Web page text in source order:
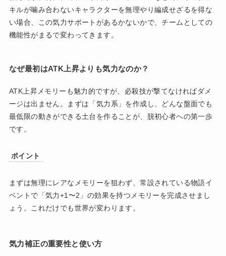
キルが噛み合わないキャラクターを無理やり編成せざるを得な
い場合、この気力サポートがあるかないかで、チームとしての
機能性がまるで変わってきます。
なぜ最初はATK上昇よりも気力なのか？
ATK上昇メモリーも魅力的ですが、必殺技が撃てなければダメ
ージは出ません。まずは「気力系」を作成し、どんな盤面でも
最低限の動きができる土台を作ることが、脱初心者への第一歩
です。
ポイント
まずは無理にレアなメモリーを狙わず、常設されている物語イ
ベントで「気力+1〜2」の効果を持つメモリーを完成させまし
ょう。これだけでも世界が変わります。
気力補正の重要性と使い方